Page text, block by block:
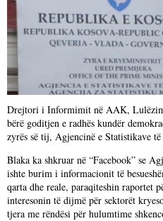
Drejtori i Informimit në AAK,
bërë goditjen e radhës kundër
zyrës së tij, Agjencinë e Statistikave të
Blaka ka shkruar në “Facebook” se
ishte burim i informacionit të
qarta dhe reale, paraqiteshin raportet
interesonin të dijmë për sektorët
tjera me rëndësi për hulumtime